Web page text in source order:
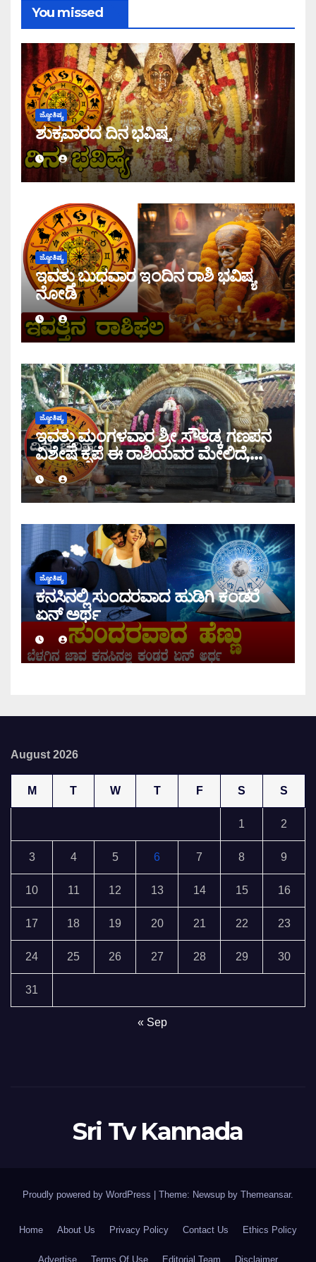
You missed
ಜ್ಯೋತಿಷ್ಯ
ಶುಕ್ರವಾರದ ದಿನ ಭವಿಷ್ಯ
ಜ್ಯೋತಿಷ್ಯ
ಇವತ್ತು ಬುಧವಾರ ಇಂದಿನ ರಾಶಿ ಭವಿಷ್ಯ
ನೋಡಿ
ಜ್ಯೋತಿಷ್ಯ
ಇವತ್ತು ಮಂಗಳವಾರ ಶ್ರೀ ಸೌತಡ್ಕ ಗಣಪನ
ವಿಶೇಷ ಕೃಪೆ ಈ ರಾಶಿಯವರ ಮೇಲಿದೆ,
ಇಂದಿನ ರಾಶಿ ಭವಿಷ್ಯ ತಿಳಿಯಿರಿ
ಜ್ಯೋತಿಷ್ಯ
ಕನಸಿನಲ್ಲಿ ಸುಂದರವಾದ ಹುಡಿಗಿ ಕಂಡರೆ
ಏನ್ ಅರ್ಥ
August 2026
M T W T F S S
1 2
3 4 5 6 7 8 9
10 11 12 13 14 15 16
17 18 19 20 21 22 23
24 25 26 27 28 29 30
31
« Sep
Sri Tv Kannada
Proudly powered by WordPress Theme: Newsup by Themeansar.
Home About Us Privacy Policy Contact Us Ethics Policy
Advertise Terms Of Use Editorial Team Disclaimer